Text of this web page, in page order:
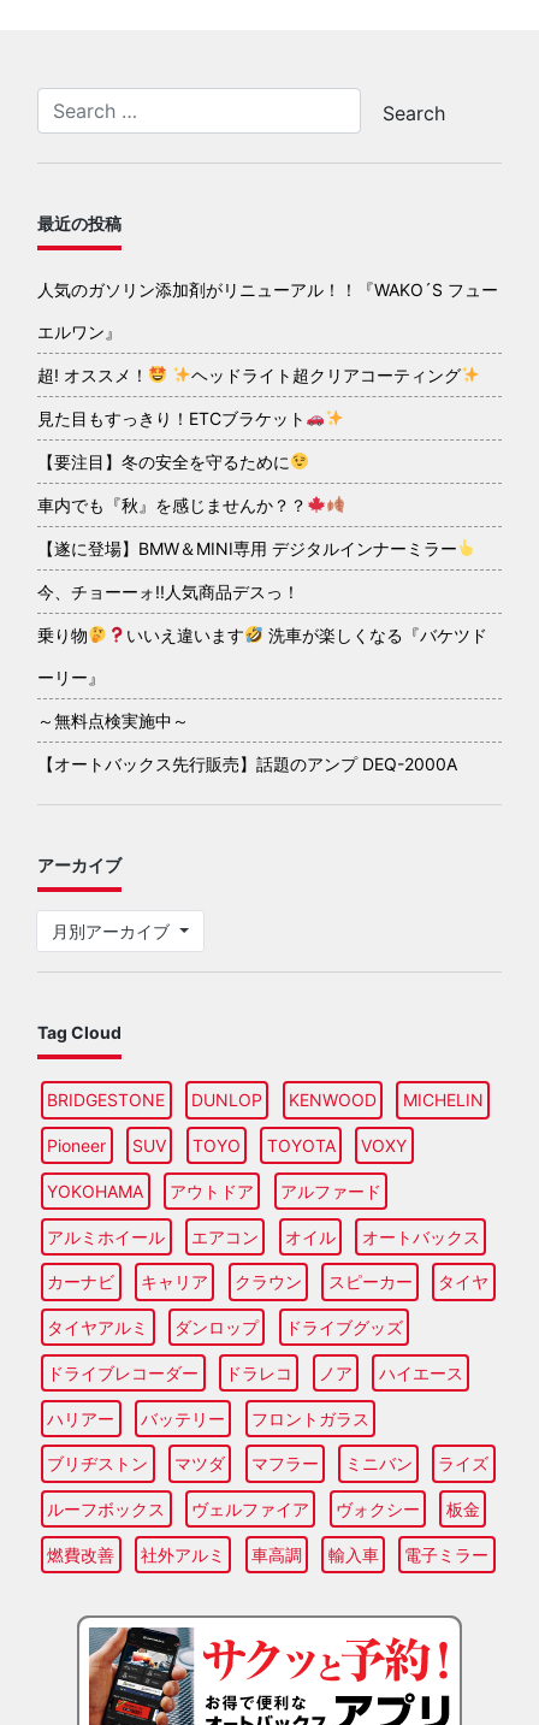
最近の投稿
人気のガソリン添加剤がリニューアル！！『WAKO´S フュー
エルワン』
超! オススメ！ ヘッドライト超クリアコーティング
見た目もすっきり！ETCブラケット
【要注目】冬の安全を守るために
車内でも『秋』を感じませんか？？
【遂に登場】BMW＆MINI専用 デジタルインナーミラー
今、チョーーォ!!人気商品デスっ！
乗り物 いいえ違います 洗車が楽しくなる『バケツド
ーリー』
～無料点検実施中～
【オートバックス先行販売】話題のアンプ DEQ-2000A
アーカイブ
月別アーカイブ
Tag Cloud
BRIDGESTONE DUNLOP KENWOOD MICHELIN
Pioneer SUV TOYO TOYOTA VOXY
YOKOHAMA アウトドア アルファード
アルミホイール エアコン オイル オートバックス
カーナビ キャリア クラウン スピーカー タイヤ
タイヤアルミ ダンロップ ドライブグッズ
ドライブレコーダー ドラレコ ノア ハイエース
ハリアー バッテリー フロントガラス
ブリヂストン マツダ マフラー ミニバン ライズ
ルーフボックス ヴェルファイア ヴォクシー 板金
燃費改善 社外アルミ 車高調 輸入車 電子ミラー